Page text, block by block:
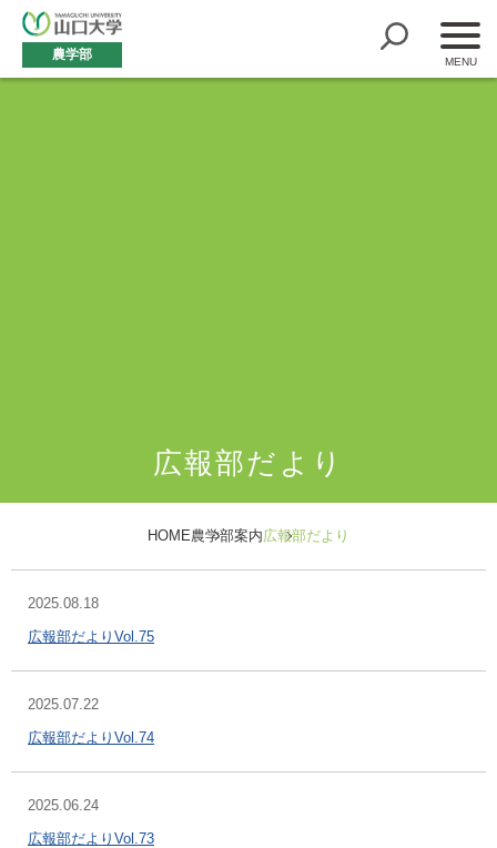
農学部
広報部だより
HOME農学部案内広報部だより
2025.08.18
広報部だよりVol.75
2025.07.22
広報部だよりVol.74
2025.06.24
広報部だよりVol.73